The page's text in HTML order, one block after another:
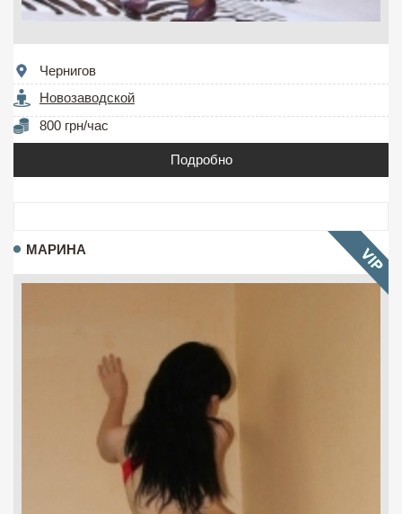
Чернигов
Новозаводской
800 грн/час
Подробно
МАРИНА